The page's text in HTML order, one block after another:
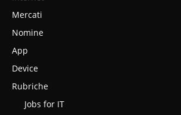
Mercati
Nomine
App
Device
Rubriche
Jobs for IT